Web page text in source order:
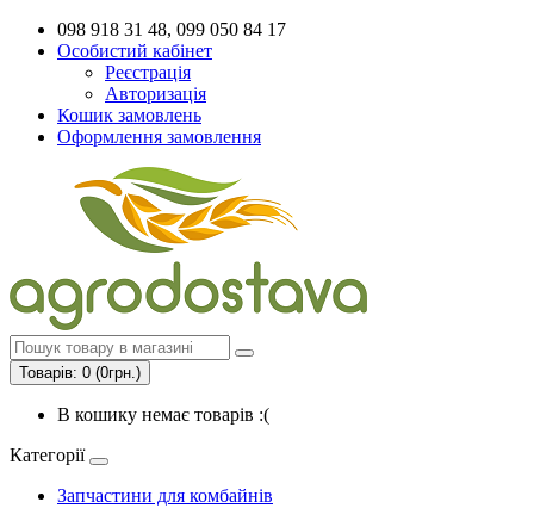
098 918 31 48, 099 050 84 17
Особистий кабінет
Реєстрація
Авторизація
Кошик замовлень
Оформлення замовлення
Товарів: 0 (0грн.)
В кошику немає товарів :(
Категорії
Запчастини для комбайнів